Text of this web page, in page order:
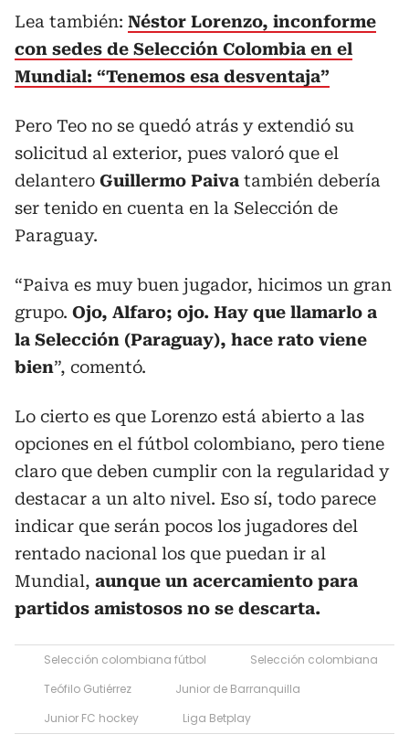
Lea también: Néstor Lorenzo, inconforme
con sedes de Selección Colombia en el
Mundial: “Tenemos esa desventaja”
Pero Teo no se quedó atrás y extendió su
solicitud al exterior, pues valoró que el
delantero Guillermo Paiva también debería
ser tenido en cuenta en la Selección de
Paraguay.
“Paiva es muy buen jugador, hicimos un gran
grupo. Ojo, Alfaro; ojo. Hay que llamarlo a
la Selección (Paraguay), hace rato viene
bien”, comentó.
Lo cierto es que Lorenzo está abierto a las
opciones en el fútbol colombiano, pero tiene
claro que deben cumplir con la regularidad y
destacar a un alto nivel. Eso sí, todo parece
indicar que serán pocos los jugadores del
rentado nacional los que puedan ir al
Mundial, aunque un acercamiento para
partidos amistosos no se descarta.
Selección colombiana fútbol
Selección colombiana
Teófilo Gutiérrez
Junior de Barranquilla
Junior FC hockey
Liga Betplay